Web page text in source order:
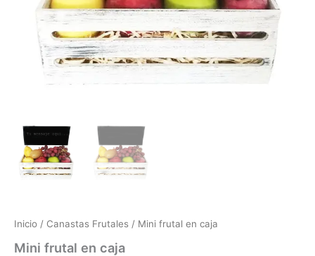
Inicio / Canastas Frutales / Mini frutal en caja
Mini frutal en caja